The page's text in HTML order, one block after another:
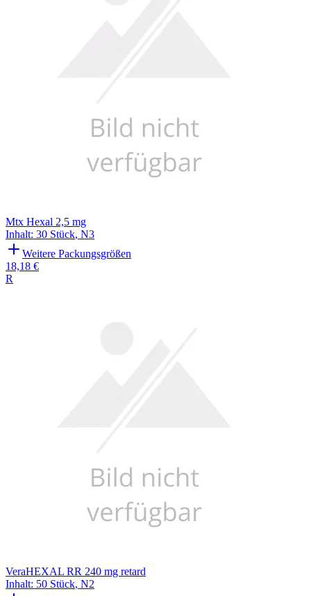
Mtx Hexal 2,5 mg
Inhalt: 30 Stück, N3
Weitere Packungsgrößen
18,18 €
R
VeraHEXAL RR 240 mg retard
Inhalt: 50 Stück, N2